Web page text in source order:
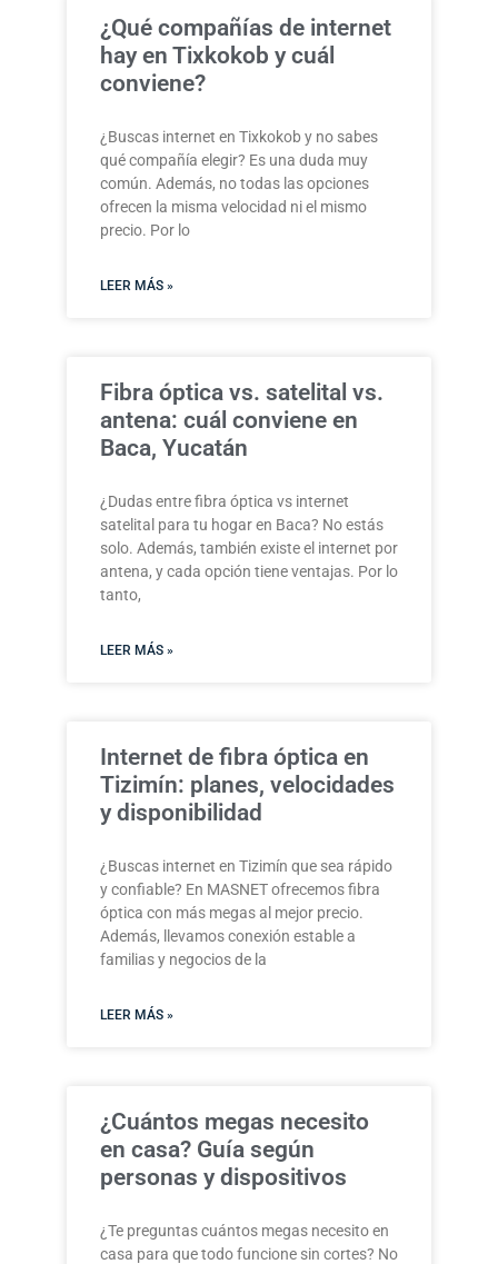
¿Qué compañías de internet
hay en Tixkokob y cuál
conviene?
¿Buscas internet en Tixkokob y no sabes
qué compañía elegir? Es una duda muy
común. Además, no todas las opciones
ofrecen la misma velocidad ni el mismo
precio. Por lo
LEER MÁS »
Fibra óptica vs. satelital vs.
antena: cuál conviene en
Baca, Yucatán
¿Dudas entre fibra óptica vs internet
satelital para tu hogar en Baca? No estás
solo. Además, también existe el internet por
antena, y cada opción tiene ventajas. Por lo
tanto,
LEER MÁS »
Internet de fibra óptica en
Tizimín: planes, velocidades
y disponibilidad
¿Buscas internet en Tizimín que sea rápido
y confiable? En MASNET ofrecemos fibra
óptica con más megas al mejor precio.
Además, llevamos conexión estable a
familias y negocios de la
LEER MÁS »
¿Cuántos megas necesito
en casa? Guía según
personas y dispositivos
¿Te preguntas cuántos megas necesito en
casa para que todo funcione sin cortes? No